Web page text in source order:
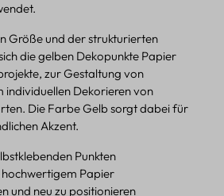
Größe und der strukturierten
die gelben Dekopunkte Papier
zur Gestaltung von
individuellen Dekorieren von
Die Farbe Gelb sorgt dabei für
Akzent.
Punkten
hochwertigem Papier
und neu zu positionieren